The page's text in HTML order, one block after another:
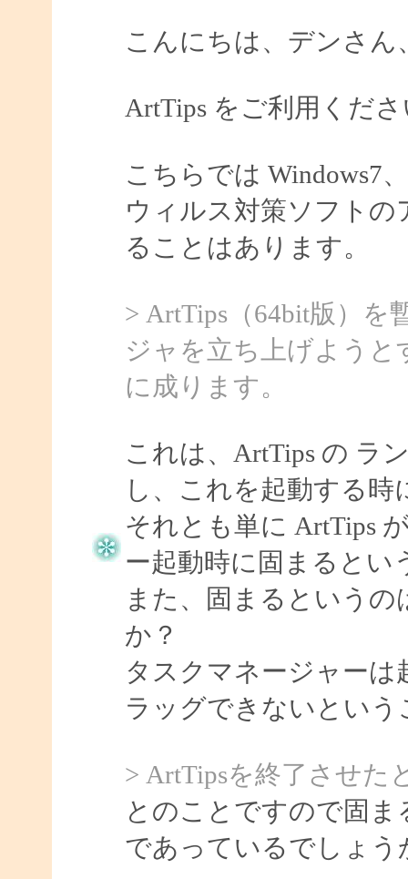
こんにちは、デンさん
ArtTips をご利用くだ
こちらでは Windows7
ウィルス対策ソフト
ることはあります。
> ArtTips（64bit版）
ジャを立ち上げようと
に成ります。
これは、ArtTips の ラ
し、これを起動する
それとも単に ArtTips
ー起動時に固まるとい
また、固まるという
か？
タスクマネージャー
ラッグできないとい
> ArtTipsを終了させた
とのことですので固
であっているでしょう